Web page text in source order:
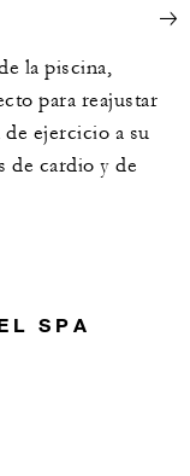
la piscina,
para reajustar
ejercicio a su
de cardio y de
SPA